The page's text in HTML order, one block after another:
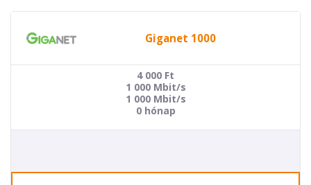
Giganet 1000
4 000 Ft
1 000 Mbit/s
1 000 Mbit/s
0 hónap